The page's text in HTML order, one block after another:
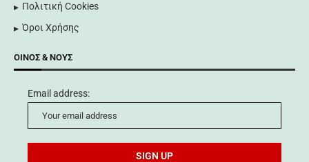
Πολιτική Cookies
Όροι Χρήσης
ΟΊΝΟΣ & ΝΟΥΣ
Email address: